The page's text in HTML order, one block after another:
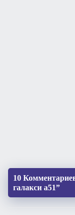
10
галакси а51”